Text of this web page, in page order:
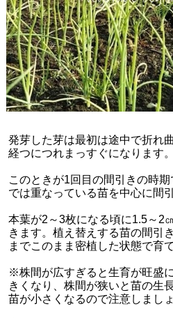
発芽した芽は最初は途中で折れ
経つにつれまっすぐになります。
このときが1回目の間引きの時
では重なっている苗を中心に間
本葉が2～3枚になる頃に1.5～2
きます。植え替えする苗の間引
までこのまま密植した状態で育
※株間が広すぎると生育が旺盛
きくなり、株間が狭いと苗の生
苗が小さくなるので注意しましょ